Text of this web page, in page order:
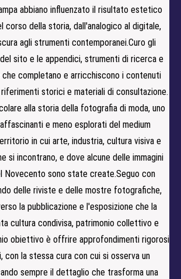
abbiano influenzato il risultato estetico
corso della storia, dall'analogico al digitale,
agli strumenti contemporanei.Curo gli
sito e le appendici, strumenti di ricerca e
che completano e arricchiscono i contenuti
storici e materiali di consultazione.
alla storia della fotografia di moda, uno
e meno esplorati del medium
in cui arte, industria, cultura visiva e
si incontrano, e dove alcune delle immagini
Novecento sono state create.Seguo con
delle riviste e delle mostre fotografiche,
la pubblicazione e l'esposizione che la
cultura condivisa, patrimonio collettivo e
obiettivo è offrire approfondimenti rigorosi
con la stessa cura con cui si osserva un
sempre il dettaglio che trasforma una